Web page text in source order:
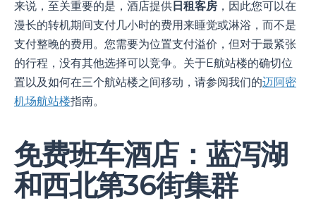
来说，至关重要的是，酒店提供 日租客房 ，因此您可以在
漫长的转机期间支付几小时的费用来睡觉或淋浴，而不是
支付整晚的费用。您需要为位置支付溢价，但对于最紧张
的行程，没有其他选择可以竞争。关于E航站楼的确切位
置以及如何在三个航站楼之间移动，请参阅我们的迈阿密
机场航站楼指南。
免费班车酒店：蓝泻湖
和西北第36街集群